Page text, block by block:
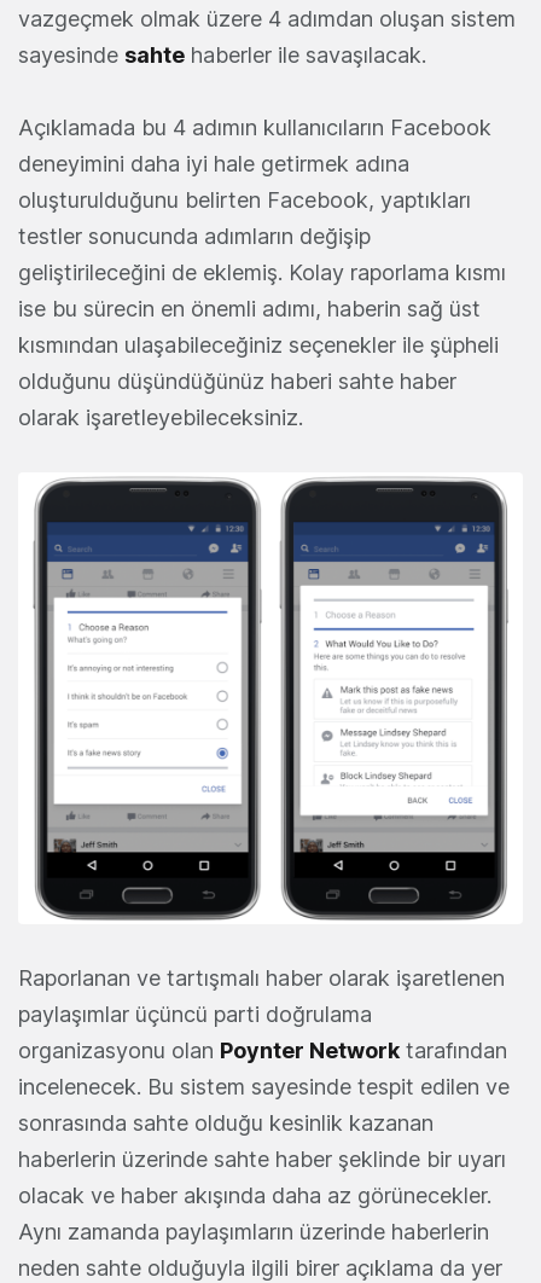
vazgeçmek olmak üzere 4 adımdan oluşan sistem
sayesinde sahte haberler ile savaşılacak.
Açıklamada bu 4 adımın kullanıcıların Facebook
deneyimini daha iyi hale getirmek adına
oluşturulduğunu belirten Facebook, yaptıkları
testler sonucunda adımların değişip
geliştirileceğini de eklemiş. Kolay raporlama kısmı
ise bu sürecin en önemli adımı, haberin sağ üst
kısmından ulaşabileceğiniz seçenekler ile şüpheli
olduğunu düşündüğünüz haberi sahte haber
olarak işaretleyebileceksiniz.
Raporlanan ve tartışmalı haber olarak işaretlenen
paylaşımlar üçüncü parti doğrulama
organizasyonu olan Poynter Network tarafından
incelenecek. Bu sistem sayesinde tespit edilen ve
sonrasında sahte olduğu kesinlik kazanan
haberlerin üzerinde sahte haber şeklinde bir uyarı
olacak ve haber akışında daha az görünecekler.
Aynı zamanda paylaşımların üzerinde haberlerin
neden sahte olduğuyla ilgili birer açıklama da yer